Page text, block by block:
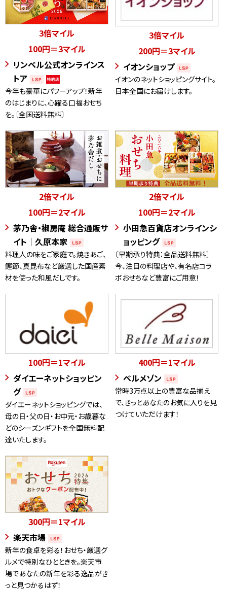
3倍マイル
100円＝3マイル
リンベル公式オンラインス
トア
今年も豪華にパワーアップ！新年
のはじまりに、心躍る口福おせち
を。〔全国送料無料〕
3倍マイル
200円＝3マイル
イオンショップ
イオンのネットショッピングサイト。
日本全国にお届けします。
2倍マイル
100円＝2マイル
茅乃舎・椒房庵 総合通販サ
イト｜久原本家
料理人の味をご家庭で。焼きあご、
鰹節、真昆布など厳選した国産素
材を使った和風だしです。
2倍マイル
100円＝2マイル
小田急百貨店オンラインシ
ョッピング
〔早期承り特典：全品送料無料〕
今、注目の料理店や、有名店コラ
ボおせちなど豊富にご用意！
100円＝1マイル
ダイエーネットショッピン
グ
ダイエーネットショッピングでは、
母の日・父の日・お中元・お歳暮な
どのシーズンギフトを全国無料配
達いたします。
400円＝1マイル
ベルメゾン
常時3万点以上の豊富な品揃え
で、きっとあなたのお気に入りを見
つけていただけます！
300円＝1マイル
楽天市場
新年の食卓を彩る！おせち・厳選グ
ルメで特別なひとときを。楽天市
場であなたの新年を彩る逸品がき
っと見つかるはず！